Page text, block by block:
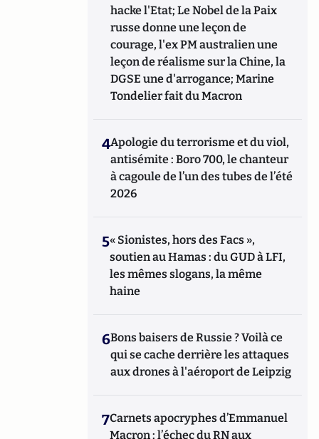
hacke l'Etat; Le Nobel de la Paix
russe donne une leçon de
courage, l'ex PM australien une
leçon de réalisme sur la Chine, la
DGSE une d'arrogance; Marine
Tondelier fait du Macron
4Apologie du terrorisme et du viol,
antisémite : Boro 700, le chanteur
à cagoule de l’un des tubes de l’été
2026
5« Sionistes, hors des Facs »,
soutien au Hamas : du GUD à LFI,
les mêmes slogans, la même
haine
6Bons baisers de Russie ? Voilà ce
qui se cache derrière les attaques
aux drones à l'aéroport de Leipzig
7Carnets apocryphes d’Emmanuel
Macron : l’échec du RN aux